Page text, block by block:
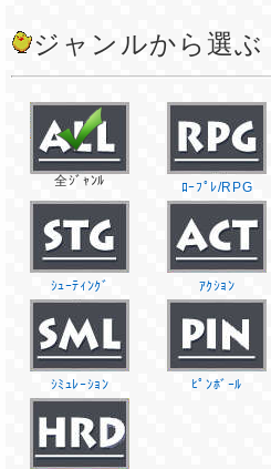
ジャンルから選ぶ
全ｼﾞｬﾝﾙ ﾛｰﾌﾟﾚ/RPG
ｼｭｰﾃｨﾝｸﾞ ｱｸｼｮﾝ
ｼﾐｭﾚｰｼｮﾝ ﾋﾟﾝﾎﾞｰﾙ